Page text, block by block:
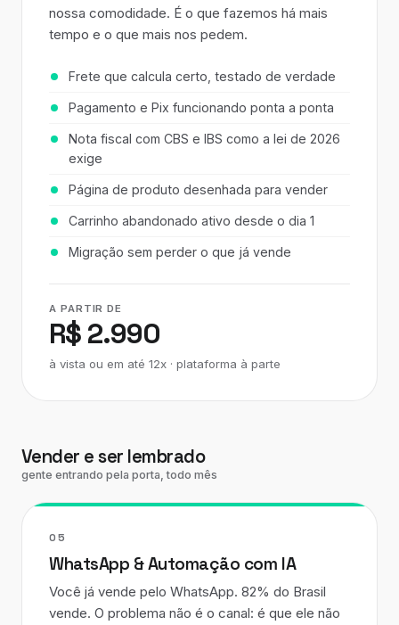
nossa comodidade. É o que fazemos há mais
tempo e o que mais nos pedem.
Frete que calcula certo, testado de verdade
Pagamento e Pix funcionando ponta a ponta
Nota fiscal com CBS e IBS como a lei de 2026
exige
Página de produto desenhada para vender
Carrinho abandonado ativo desde o dia 1
Migração sem perder o que já vende
A PARTIR DE
R$ 2.990
à vista ou em até 12x · plataforma à parte
Vender e ser lembrado
gente entrando pela porta, todo mês
05
WhatsApp & Automação com IA
Você já vende pelo WhatsApp. 82% do Brasil
vende. O problema não é o canal: é que ele não